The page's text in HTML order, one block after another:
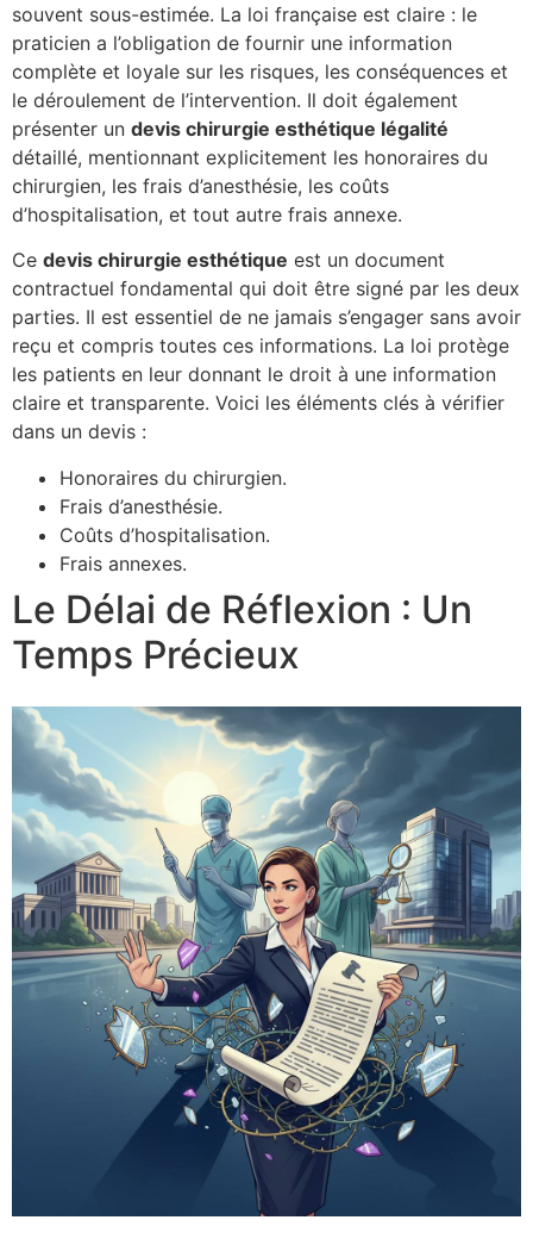
souvent sous-estimée. La loi française est claire : le
praticien a l’obligation de fournir une information
complète et loyale sur les risques, les conséquences et
le déroulement de l’intervention. Il doit également
présenter un devis chirurgie esthétique légalité
détaillé, mentionnant explicitement les honoraires du
chirurgien, les frais d’anesthésie, les coûts
d’hospitalisation, et tout autre frais annexe.
Ce devis chirurgie esthétique est un document
contractuel fondamental qui doit être signé par les deux
parties. Il est essentiel de ne jamais s’engager sans avoir
reçu et compris toutes ces informations. La loi protège
les patients en leur donnant le droit à une information
claire et transparente. Voici les éléments clés à vérifier
dans un devis :
Honoraires du chirurgien.
Frais d’anesthésie.
Coûts d’hospitalisation.
Frais annexes.
Le Délai de Réflexion : Un
Temps Précieux